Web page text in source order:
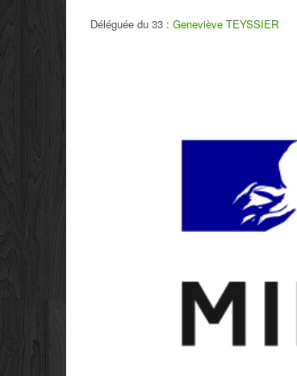
Déléguée du 33 : Geneviève TEYSSIER